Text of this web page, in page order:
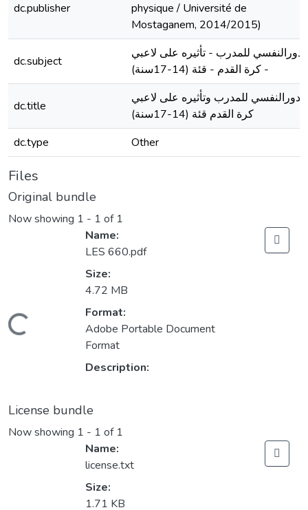
dc.publisher
physique / Université de
Mostaganem, 2014/2015)
dc.subject
للمدرب - تأثيره على لاعبي
- كرة القدم - قئة (14-17سنة)
dc.title
الدورالنفسي للمدرب وتأثيره على لاعبي
كرة القدم قئة (14-17سنة)
dc.type
Other
Files
Original bundle
Now showing 1 - 1 of 1
Loading...
Name:
LES 660.pdf
Size:
4.72 MB
Format:
Adobe Portable Document
Format
Description:
License bundle
Now showing 1 - 1 of 1
Name:
license.txt
Size:
1.71 KB